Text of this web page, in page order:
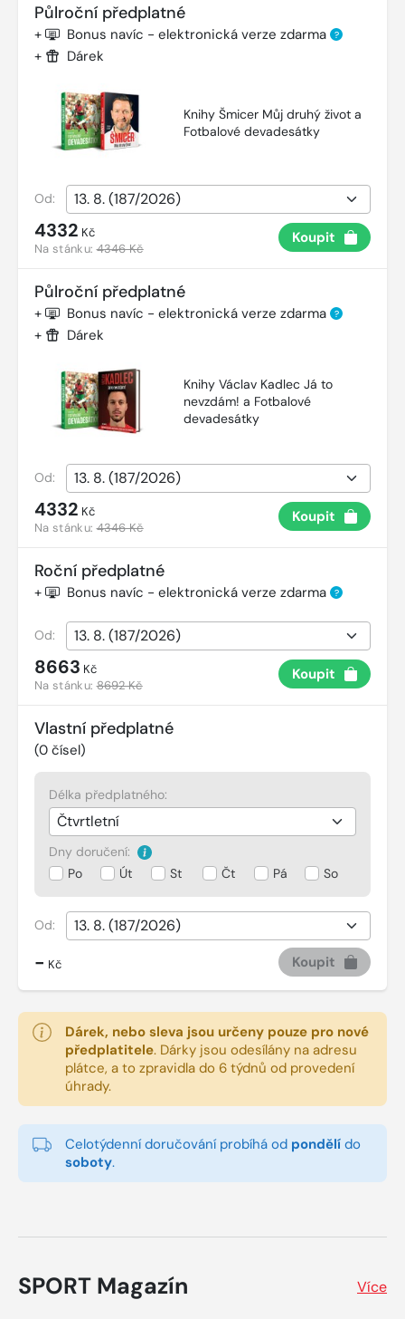
Půlroční předplatné
+ Bonus navíc - elektronická verze zdarma ?
+ Dárek
Knihy Šmicer Můj druhý život a
Fotbalové devadesátky
Od:
4332 Kč
Na stánku:4346 Kč
Koupit
Půlroční předplatné
+ Bonus navíc - elektronická verze zdarma ?
+ Dárek
Knihy Václav Kadlec Já to
nevzdám! a Fotbalové
devadesátky
Od:
4332 Kč
Na stánku:4346 Kč
Koupit
Roční předplatné
+ Bonus navíc - elektronická verze zdarma ?
Od:
8663 Kč
Na stánku:8692 Kč
Koupit
Vlastní předplatné
(0 čísel)
Délka předplatného:
Dny doručení:
Po
Út St Čt Pá So
Od:
- Kč Koupit
Dárek, nebo sleva jsou určeny pouze pro nové
předplatitele. Dárky jsou odesílány na adresu
plátce, a to zpravidla do 6 týdnů od provedení
úhrady.
Celotýdenní doručování probíhá od pondělí do
soboty.
SPORT Magazín Více